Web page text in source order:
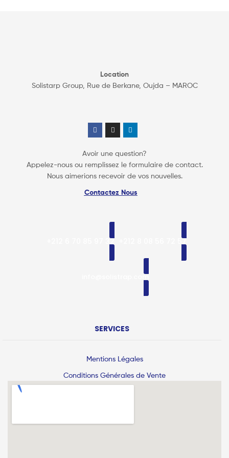
Location
Solistarp Group, Rue de Berkane, Oujda – MAROC
Avoir une question?
Appelez-nous ou remplissez le formulaire de contact.
Nous aimerions recevoir de vos nouvelles.
Contactez Nous
+212 6 70 85 97 32 +212 8 08 56 72 57
info@solistrap.com
SERVICES
Mentions Légales
Conditions Générales de Vente